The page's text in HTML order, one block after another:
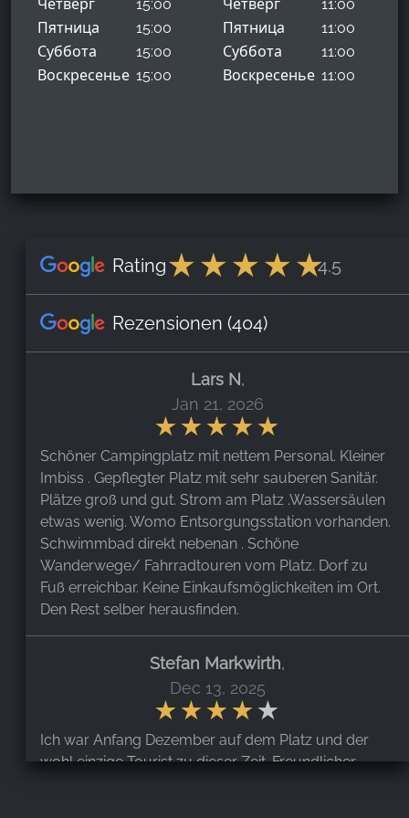
Четверг
15:00
Пятница
15:00
Суббота
15:00
Воскресенье 15:00
Четверг
11:00
Пятница
11:00
Суббота
11:00
Воскресенье 11:00
Rating 4.5
Rezensionen (404)
Lars N,
Jan 21, 2026
Schöner Campingplatz mit nettem Personal. Kleiner
Imbiss . Gepflegter Platz mit sehr sauberen Sanitär.
Plätze groß und gut. Strom am Platz .Wassersäulen
etwas wenig. Womo Entsorgungsstation vorhanden.
Schwimmbad direkt nebenan . Schöne
Wanderwege/ Fahrradtouren vom Platz. Dorf zu
Fuß erreichbar. Keine Einkaufsmöglichkeiten im Ort.
Den Rest selber herausfinden.
Stefan Markwirth,
Dec 13, 2025
Ich war Anfang Dezember auf dem Platz und der
wohl einzige Tourist zu dieser Zeit. Freundlicher